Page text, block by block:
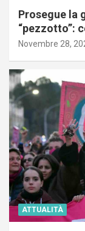
Prosegue la
“pezzotto”:
Novembre 28,
ATTUALITÀ